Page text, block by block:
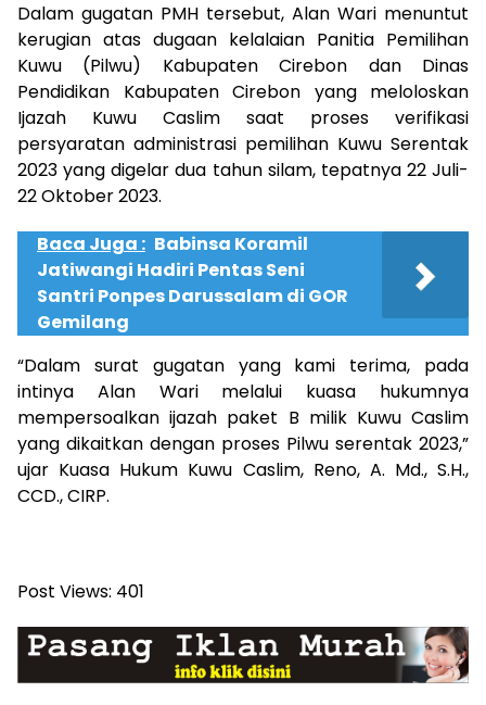
Dalam gugatan PMH tersebut, Alan Wari menuntut
kerugian atas dugaan kelalaian Panitia Pemilihan
Kuwu (Pilwu) Kabupaten Cirebon dan Dinas
Pendidikan Kabupaten Cirebon yang meloloskan
Ijazah Kuwu Caslim saat proses verifikasi
persyaratan administrasi pemilihan Kuwu Serentak
2023 yang digelar dua tahun silam, tepatnya 22 Juli-
22 Oktober 2023.
Baca Juga : Babinsa Koramil
Jatiwangi Hadiri Pentas Seni
Santri Ponpes Darussalam di GOR
Gemilang
“Dalam surat gugatan yang kami terima, pada
intinya Alan Wari melalui kuasa hukumnya
mempersoalkan ijazah paket B milik Kuwu Caslim
yang dikaitkan dengan proses Pilwu serentak 2023,”
ujar Kuasa Hukum Kuwu Caslim, Reno, A. Md., S.H.,
CCD., CIRP.
Post Views: 401